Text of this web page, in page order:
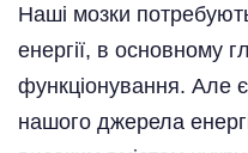
Наші мозки
енергії, в основному
функціонування. Але
нашого джерела